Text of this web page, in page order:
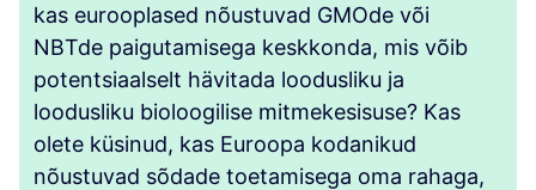
kas eurooplased nõustuvad GMOde või
NBTde paigutamisega keskkonda, mis võib
potentsiaalselt hävitada loodusliku ja
loodusliku bioloogilise mitmekesisuse? Kas
olete küsinud, kas Euroopa kodanikud
nõustuvad sõdade toetamisega oma rahaga,